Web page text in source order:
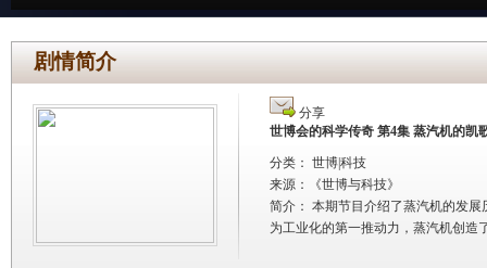
剧情简介
分享
世博会的科学传奇 第4集 蒸汽机的凯
分类： 世博|科技
来源：
《世博与科技》
简介： 本期节目介绍了蒸汽机的发
为工业化的第一推动力，蒸汽机创造